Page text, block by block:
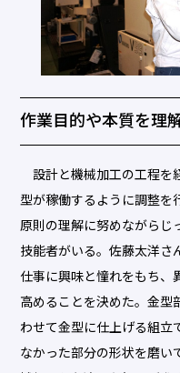
作業目的や本質を理
設計と機械加工の工程を
型が稼働するように調整を
原則の理解に努めながらじ
技能者がいる。佐藤太洋さ
仕事に興味と憧れをもち、
高めることを決めた。金型
わせて金型に仕上げる組立
なかった部分の形状を磨い